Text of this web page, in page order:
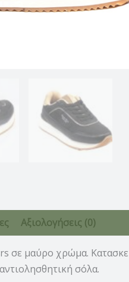
Αξιολογήσεις (0)
σε μαύρο χρώμα.
σόλα.